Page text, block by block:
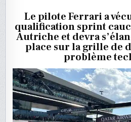
Le pilote Ferrari a
qualification sprint
Autriche et devra
place sur la grille de
problème